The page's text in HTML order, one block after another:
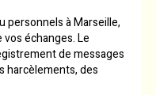
personnels à Marseille,
vos échanges. Le
de messages
harcèlements, des